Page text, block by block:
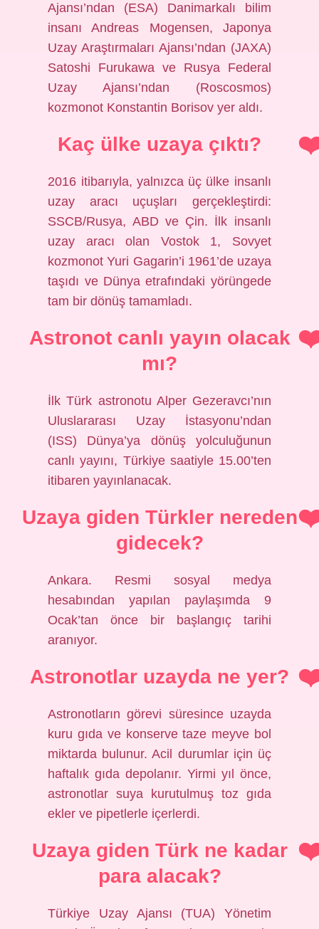
Ajansı’ndan (ESA) Danimarkalı bilim
insanı Andreas Mogensen, Japonya
Uzay Araştırmaları Ajansı’ndan (JAXA)
Satoshi Furukawa ve Rusya Federal
Uzay Ajansı’ndan (Roscosmos)
kozmonot Konstantin Borisov yer aldı.
Kaç ülke uzaya çıktı?
2016 itibarıyla, yalnızca üç ülke insanlı
uzay aracı uçuşları gerçekleştirdi:
SSCB/Rusya, ABD ve Çin. İlk insanlı
uzay aracı olan Vostok 1, Sovyet
kozmonot Yuri Gagarin’i 1961’de uzaya
taşıdı ve Dünya etrafındaki yörüngede
tam bir dönüş tamamladı.
Astronot canlı yayın olacak
mı?
İlk Türk astronotu Alper Gezeravcı’nın
Uluslararası Uzay İstasyonu’ndan
(ISS) Dünya’ya dönüş yolculuğunun
canlı yayını, Türkiye saatiyle 15.00’ten
itibaren yayınlanacak.
Uzaya giden Türkler nereden
gidecek?
Ankara. Resmi sosyal medya
hesabından yapılan paylaşımda 9
Ocak’tan önce bir başlangıç ​​tarihi
aranıyor.
Astronotlar uzayda ne yer?
Astronotların görevi süresince uzayda
kuru gıda ve konserve taze meyve bol
miktarda bulunur. Acil durumlar için üç
haftalık gıda depolanır. Yirmi yıl önce,
astronotlar suya kurutulmuş toz gıda
ekler ve pipetlerle içerlerdi.
Uzaya giden Türk ne kadar
para alacak?
Türkiye Uzay Ajansı (TUA) Yönetim